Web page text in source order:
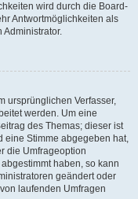
wird durch die Board-
Antwortmöglichkeiten als
Administrator.
ursprünglichen Verfasser,
werden. Um eine
des Themas; dieser ist
eine Stimme abgegeben hat,
die Umfrageoption
haben, so kann
geändert oder
laufenden Umfragen